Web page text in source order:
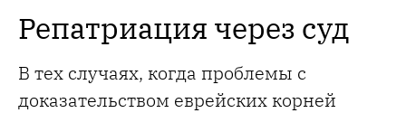
Репатриация через суд
В тех случаях, когда проблемы с
доказательством еврейских корней